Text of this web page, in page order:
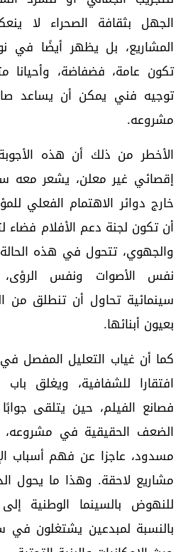
الجهل بثقافة الصحراء
المشاريع، بل يظهر أيضًا في
تكون عامة، فضفاضة، وأحيانا
توجيه فني يمكن أن يساعد
مشروعه.
الأخطر من ذلك أن هذه
إقصائي غير معلن، يشعر معه
خارج دوائر الاهتمام الفعلي
أن تكون لجنة دعم الأفلام فضاء
والجهوي، تتحول في هذه الحالة
نفس الأصوات ونفس
سينمائية تحاول أن تنطلق من
بعيون أبنائها.
كما أن غياب التعليل المفصل
افتقارا للشفافية، ويغلق باب
فصانع الفيلم، حين يتلقى
الضعف الحقيقية في
مسدود، عاجزا عن فهم أسباب
مشاريع لاحقة. وهذا ما يحول
للنهوض بالسينما الوطنية
بالنسبة لمبدعين يشتغلون في